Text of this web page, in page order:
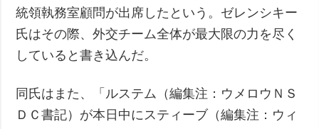
統領執務室顧問が出席したという。ゼレンシキー
氏はその際、外交チーム全体が最大限の力を尽く
していると書き込んだ。
同氏はまた、「ルステム（編集注：ウメロウＮＳ
ＤＣ書記）が本日中にスティーブ（編集注：ウィ